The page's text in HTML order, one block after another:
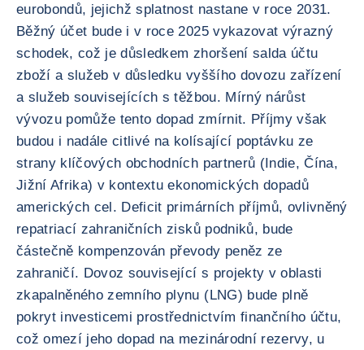
eurobondů, jejichž splatnost nastane v roce 2031.
Běžný účet bude i v roce 2025 vykazovat výrazný
schodek, což je důsledkem zhoršení salda účtu
zboží a služeb v důsledku vyššího dovozu zařízení
a služeb souvisejících s těžbou. Mírný nárůst
vývozu pomůže tento dopad zmírnit. Příjmy však
budou i nadále citlivé na kolísající poptávku ze
strany klíčových obchodních partnerů (Indie, Čína,
Jižní Afrika) v kontextu ekonomických dopadů
amerických cel. Deficit primárních příjmů, ovlivněný
repatriací zahraničních zisků podniků, bude
částečně kompenzován převody peněz ze
zahraničí. Dovoz související s projekty v oblasti
zkapalněného zemního plynu (LNG) bude plně
pokryt investicemi prostřednictvím finančního účtu,
což omezí jeho dopad na mezinárodní rezervy, u